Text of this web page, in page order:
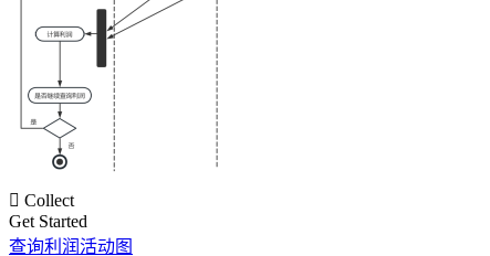
 Collect
Get Started
查询利润活动图